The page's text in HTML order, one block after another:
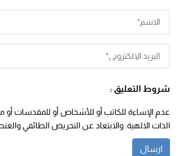
شروط التعليق :
عدم الإساءة للكاتب أو للأشخاص أو للمقدسات أو
الذات الالهية. والابتعاد عن التحريض الطائفي